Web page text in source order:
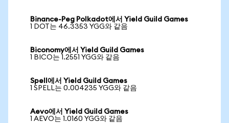
Binance-Peg Polkadot에서 Yield Guild Games
1 DOT는 46.3353 YGG와 같음
Biconomy에서 Yield Guild Games
1 BICO는 1.2551 YGG와 같음
Spell에서 Yield Guild Games
1 SPELL는 0.004235 YGG와 같음
Aevo에서 Yield Guild Games
1 AEVO는 1.0160 YGG와 같음